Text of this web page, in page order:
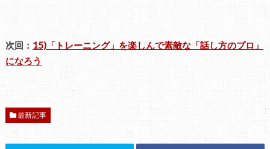
次回： 15)「トレーニング」を楽しんで素敵な「話し方のプロ」
になろう
最新記事